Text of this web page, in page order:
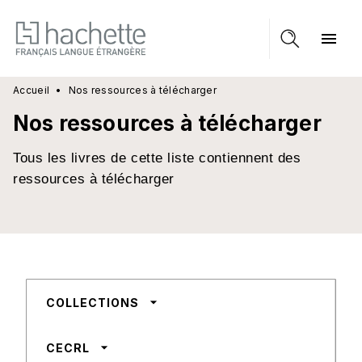
MENU RECHERCHE
CONTENU
PIED DE PAGE
menu
Accueil • Nos ressources à télécharger
Nos ressources à télécharger
Tous les livres de cette liste contiennent des
ressources à télécharger
COLLECTIONS arrow_drop_down
CECRL arrow_drop_down